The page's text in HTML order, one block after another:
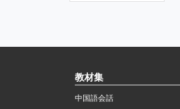
教材集
中国語会話